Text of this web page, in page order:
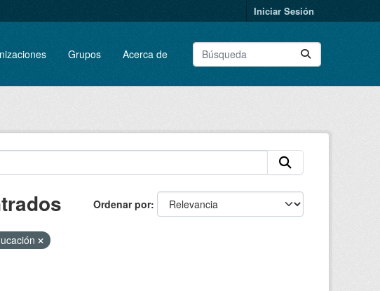
Iniciar Sesión
Grupos Acerca de
Ordenar por